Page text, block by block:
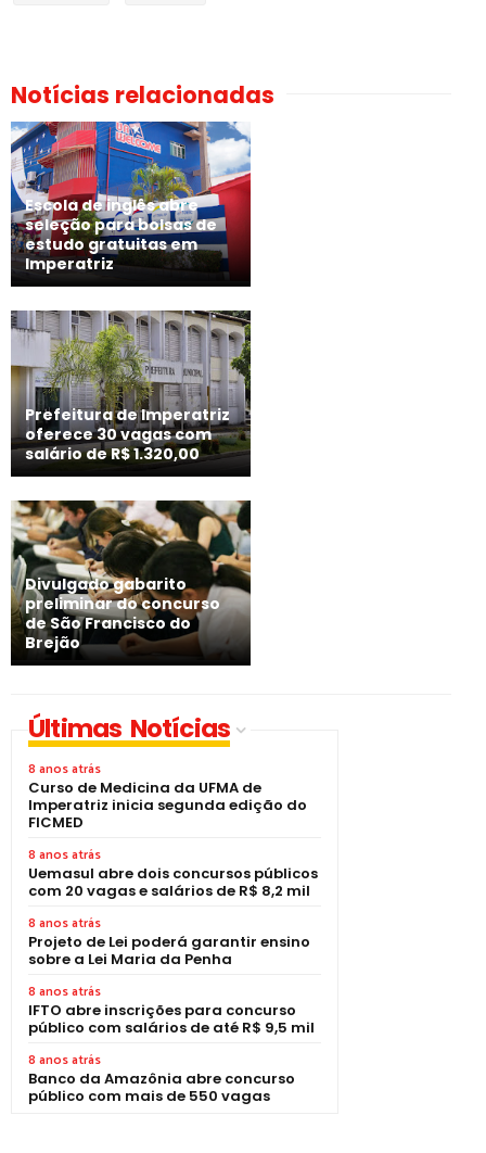
Notícias relacionadas
Escola de inglês abre
seleção para bolsas de
estudo gratuitas em
Imperatriz
Prefeitura de Imperatriz
oferece 30 vagas com
salário de R$ 1.320,00
Divulgado gabarito
preliminar do concurso
de São Francisco do
Brejão
Últimas Notícias
8 anos atrás
Curso de Medicina da UFMA de
Imperatriz inicia segunda edição do
FICMED
8 anos atrás
Uemasul abre dois concursos públicos
com 20 vagas e salários de R$ 8,2 mil
8 anos atrás
Projeto de Lei poderá garantir ensino
sobre a Lei Maria da Penha
8 anos atrás
IFTO abre inscrições para concurso
público com salários de até R$ 9,5 mil
8 anos atrás
Banco da Amazônia abre concurso
público com mais de 550 vagas